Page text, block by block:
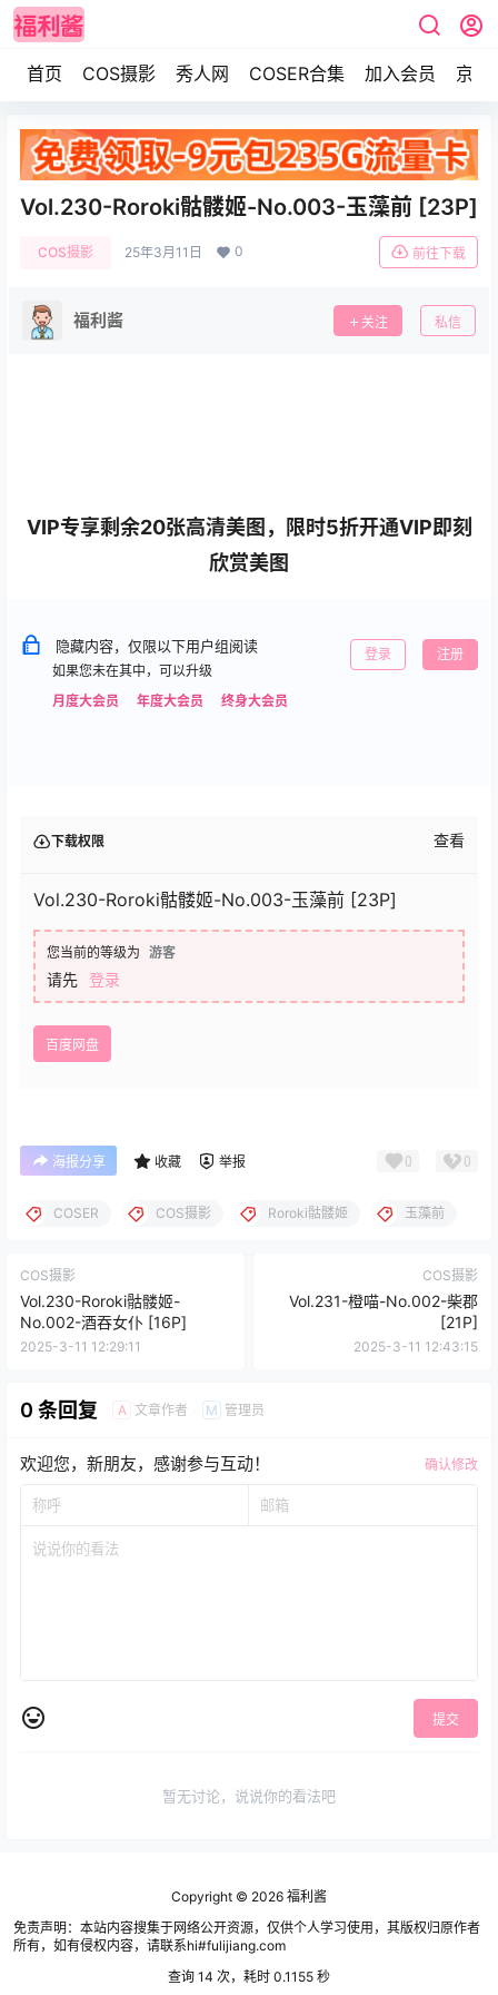
首页 COS摄影 秀人网 COSER合集 加入会员 京东
Vol.230-Roroki骷髅姬-No.003-玉藻前 [23P]
COS摄影 25年3月11日 0 前往下载
福利酱 关注 私信
VIP专享剩余20张高清美图，限时5折开通VIP即刻
欣赏美图
隐藏内容，仅限以下用户组阅读
如果您未在其中，可以升级
月度大会员
年度大会员 终身大会员
登录 注册
下载权限 查看
Vol.230-Roroki骷髅姬-No.003-玉藻前 [23P]
您当前的等级为 游客
请先 登录
百度网盘
海报分享 收藏 举报 0 0
COSER COS摄影 Roroki骷髅姬 玉藻前
COS摄影
Vol.230-Roroki骷髅姬-
No.002-酒吞女仆 [16P]
2025-3-11 12:29:11
COS摄影
Vol.231-橙喵-No.002-柴郡
[21P]
2025-3-11 12:43:15
0 条回复 A 文章作者 M 管理员
欢迎您，新朋友，感谢参与互动！ 确认修改
提交
暂无讨论，说说你的看法吧
Copyright © 2026 福利酱
免责声明：本站内容搜集于网络公开资源，仅供个人学习使用，其版权归原作者
所有，如有侵权内容，请联系hi#fulijiang.com
查询 14 次，耗时 0.1155 秒